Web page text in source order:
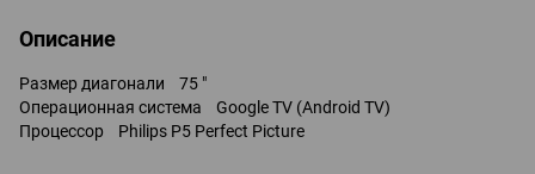
Описание
Размер диагонали 75 "
Операционная система Google TV (Android TV)
Процессор Philips P5 Perfect Picture